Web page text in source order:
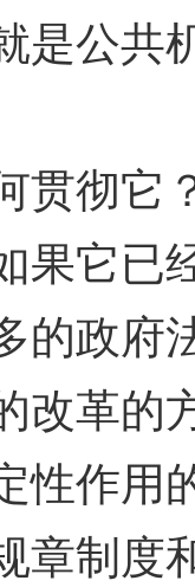
是公共
彻它
果它已
的政府
改革的
性作用
章制度